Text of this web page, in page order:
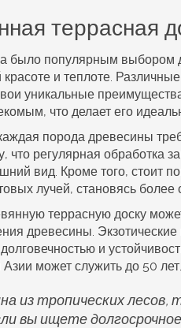
террасная
было популярным выбором
красоте и теплоте.
уникальные
что делает его
порода древесины
что регулярная обработка
вид. Кроме того, стоит
лучей, становясь более
террасную доску
древесины.
и
может служить до 50 лет.
из тропических
вы ищете